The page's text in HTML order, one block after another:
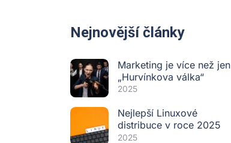
Nejnovější články
Marketing je více než jen
„Hurvínkova válka“
2025
Nejlepší Linuxové
distribuce v roce 2025
2025